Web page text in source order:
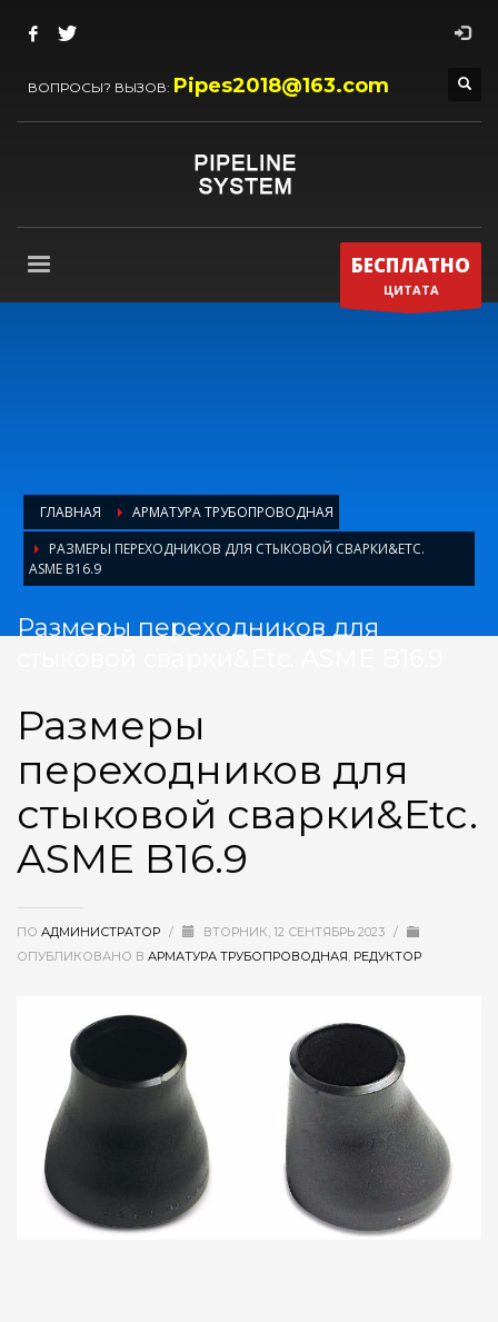
ВОПРОСЫ? ВЫЗОВ: Pipes2018@163.com
БЕСПЛАТНО
ЦИТАТА
ГЛАВНАЯ
АРМАТУРА ТРУБОПРОВОДНАЯ
РАЗМЕРЫ ПЕРЕХОДНИКОВ ДЛЯ СТЫКОВОЙ СВАРКИ&ETC.
ASME B16.9
Размеры переходников для
Размеры
переходников для
стыковой сварки&Etc.
ASME B16.9
ПО АДМИНИСТРАТОР / ВТОРНИК, 12 СЕНТЯБРЬ 2023 /
ОПУБЛИКОВАНО В АРМАТУРА ТРУБОПРОВОДНАЯ, РЕДУКТОР